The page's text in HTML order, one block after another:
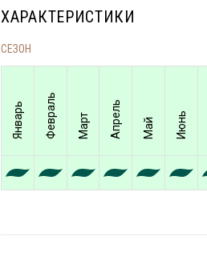
ХАРАКТЕРИСТИКИ
СЕЗОН
Январь Февраль Март Апрель Май Июнь